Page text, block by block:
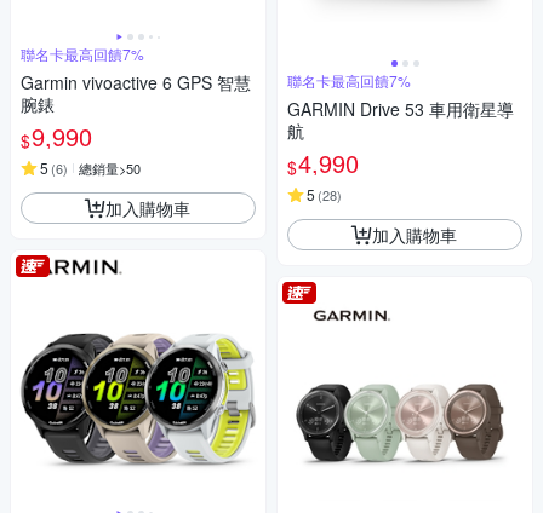
聯名卡最高回饋7%
Garmin vivoactive 6 GPS 智慧
腕錶
$9,990
5 (6) 總銷量>50
加入購物車
聯名卡最高回饋7%
GARMIN Drive 53 車用衛星導
航
$4,990
5 (28)
加入購物車